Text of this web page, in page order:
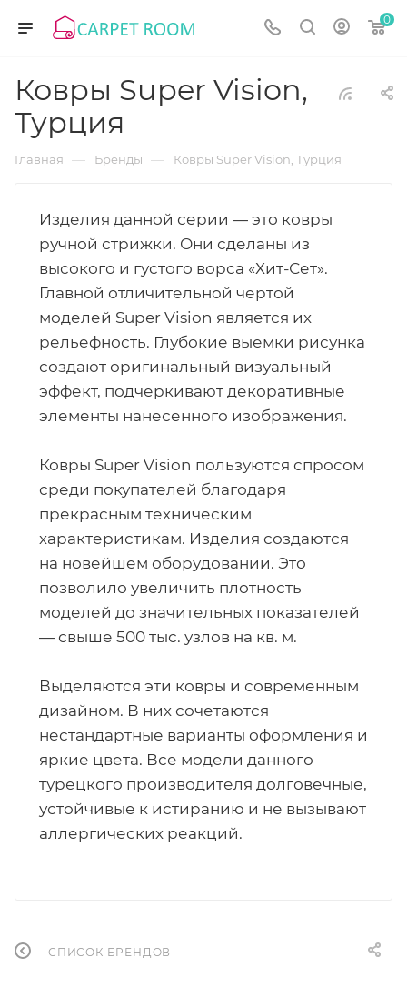
0
Ковры Super Vision,
Турция
Главная — Бренды — Ковры Super Vision, Турция
Изделия данной серии — это ковры
ручной стрижки. Они сделаны из
высокого и густого ворса «Хит-Сет».
Главной отличительной чертой
моделей Super Vision является их
рельефность. Глубокие выемки рисунка
создают оригинальный визуальный
эффект, подчеркивают декоративные
элементы нанесенного изображения.
Ковры Super Vision пользуются спросом
среди покупателей благодаря
прекрасным техническим
характеристикам. Изделия создаются
на новейшем оборудовании. Это
позволило увеличить плотность
моделей до значительных показателей
— свыше 500 тыс. узлов на кв. м.
Выделяются эти ковры и современным
дизайном. В них сочетаются
нестандартные варианты оформления и
яркие цвета. Все модели данного
турецкого производителя долговечные,
устойчивые к истиранию и не вызывают
аллергических реакций.
СПИСОК БРЕНДОВ